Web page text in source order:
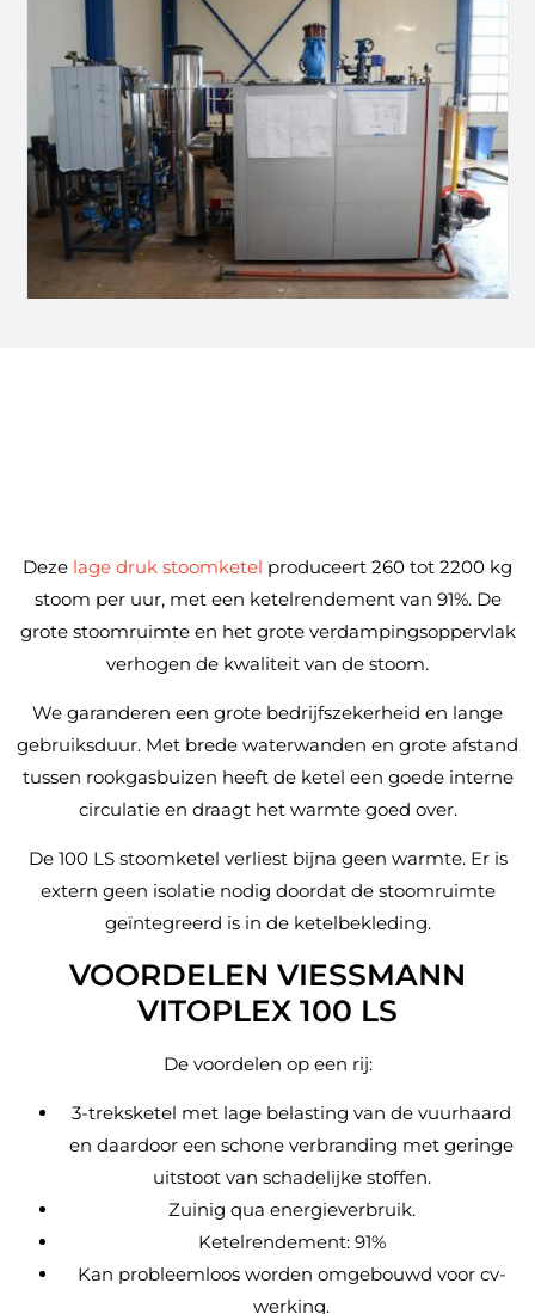
Deze lage druk stoomketel produceert 260 tot 2200 kg
stoom per uur, met een ketelrendement van 91%. De
grote stoomruimte en het grote verdampingsoppervlak
verhogen de kwaliteit van de stoom.
We garanderen een grote bedrijfszekerheid en lange
gebruiksduur. Met brede waterwanden en grote afstand
tussen rookgasbuizen heeft de ketel een goede interne
circulatie en draagt het warmte goed over.
De 100 LS stoomketel verliest bijna geen warmte. Er is
extern geen isolatie nodig doordat de stoomruimte
geïntegreerd is in de ketelbekleding.
VOORDELEN VIESSMANN
VITOPLEX 100 LS
De voordelen op een rij:
3-treksketel met lage belasting van de vuurhaard
en daardoor een schone verbranding met geringe
uitstoot van schadelijke stoffen.
Zuinig qua energieverbruik.
Ketelrendement: 91%
Kan probleemloos worden omgebouwd voor cv-
werking.